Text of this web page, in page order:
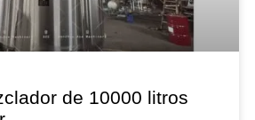
de 10000 litros